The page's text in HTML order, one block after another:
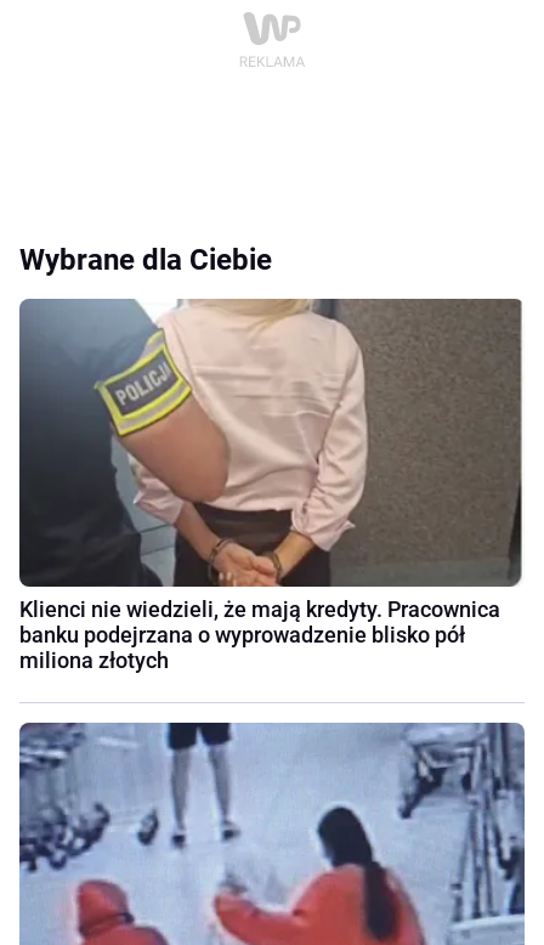
Wybrane dla Ciebie
Klienci nie wiedzieli, że mają kredyty. Pracownica
banku podejrzana o wyprowadzenie blisko pół
miliona złotych